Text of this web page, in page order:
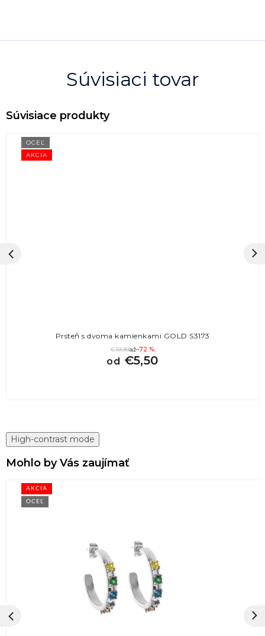
Súvisiaci tovar
AKCIA
OCEĽ
Prsteň s dvoma kamienkami GOLD S3173
€19,99až–72 %
od €5,50
High-contrast mode
Mohlo by Vás zaujímať
AKCIA
OCEĽ